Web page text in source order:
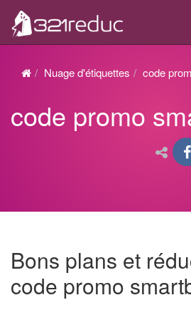
Nuage d'étiquettes code
code promo
Bons plans et
code promo